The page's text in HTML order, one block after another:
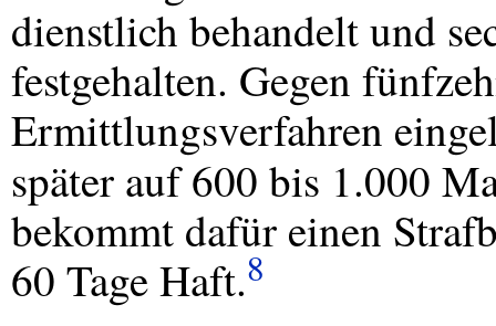
dienstlich behandelt und
festgehalten. Gegen
Ermittlungsverfahren
später auf 600 bis 1.000
bekommt dafür einen
60 Tage Haft.8